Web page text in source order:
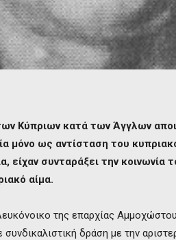
Κύπριων κατά των Άγγλων
μόνο ως αντίσταση του
είχαν συνταράξει την κοινωνία
αίμα.
της επαρχίας
δράση με την